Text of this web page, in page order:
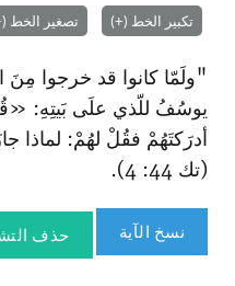
تكبير الخط (+) تصغير الخط
"ولَمّا كانوا قد خرجوا مِنَ
يوسُفُ للّذي علَى بَيتِهِ:
أدرَكتَهُمْ فقُلْ لهُمْ: لماذا
(تك 44: 4).
نسخ الآية حذف